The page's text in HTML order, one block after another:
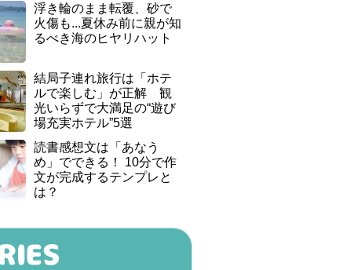
浮き輪のまま転覆、砂で
火傷も...夏休み前に親が知
るべき海のヒヤリハット
結局子連れ旅行は「ホテ
ルで楽しむ」が正解 観
光いらずで大満足の“遊び
場充実ホテル”5選
読書感想文は「あなう
め」でできる！ 10分で作
文が完成するテンプレと
は？